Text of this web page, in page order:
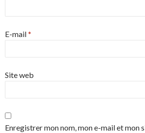
E-mail*
Site web
Enregistrer mon nom, mon e-mail et mon